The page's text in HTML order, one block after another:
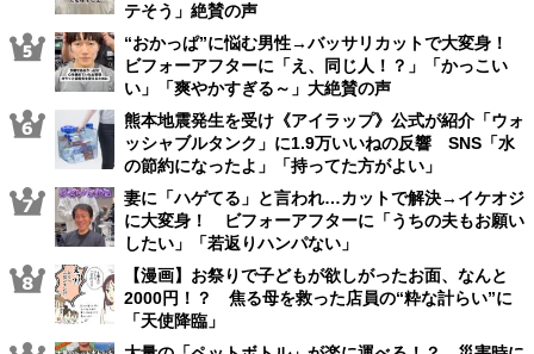
テそう」絶賛の声
“おかっぱ”に悩む男性→バッサリカットで大変身！
ビフォーアフターに「え、同じ人！？」「かっこい
い」「爽やかすぎる～」大絶賛の声
熊本地震発生を受け《アイラップ》公式が紹介「ウォ
ッシャブルタンク」に1.9万いいねの反響 SNS「水
の節約になったよ」「持ってた方がよい」
妻に「ハゲてる」と言われ…カットで解決→イケオジ
に大変身！ ビフォーアフターに「うちの夫もお願い
したい」「若返りハンパない」
【漫画】お祭りで子どもが欲しがったお面、なんと
2000円！？ 焦る母を救った店員の“粋な計らい”に
「天使降臨」